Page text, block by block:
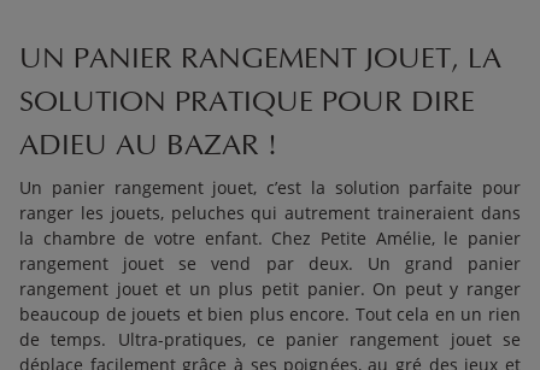
UN PANIER RANGEMENT JOUET, LA
SOLUTION PRATIQUE POUR DIRE
ADIEU AU BAZAR !
Un panier rangement jouet, c’est la solution parfaite pour
ranger les jouets, peluches qui autrement traineraient dans
la chambre de votre enfant. Chez Petite Amélie, le panier
rangement jouet se vend par deux. Un grand panier
rangement jouet et un plus petit panier. On peut y ranger
beaucoup de jouets et bien plus encore. Tout cela en un rien
de temps. Ultra-pratiques, ce panier rangement jouet se
déplace facilement grâce à ses poignées, au gré des jeux et